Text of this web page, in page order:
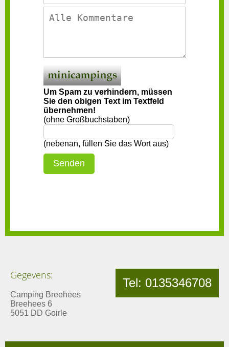
Um Spam zu verhindern, müssen
Sie den obigen Text im Textfeld
übernehmen!
(ohne Großbuchstaben)
(nebenan, füllen Sie das Wort aus)
Tel: 0135346708
Gegevens:
Camping Breehees
Breehees 6
5051 DD Goirle